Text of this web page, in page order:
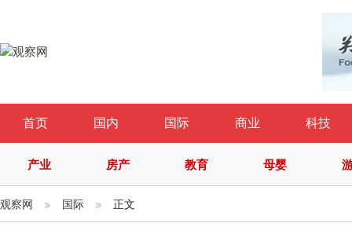
首页 国内 国际 商业 科技
产业 房产 教育 母婴
观察网 国际 正文